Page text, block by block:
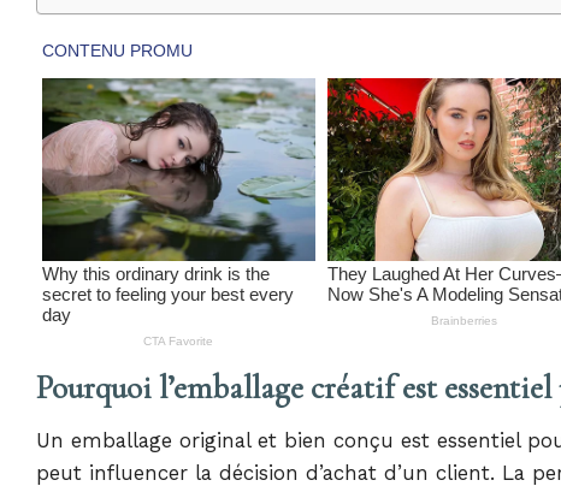
Pourquoi l’emballage créatif est
Un emballage original et bien conçu est essentiel
peut influencer la décision d’achat d’un client. La